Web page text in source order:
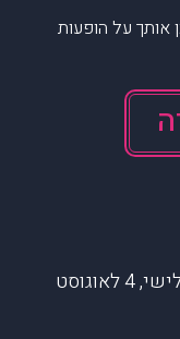
אותך על הופעות
יום שלישי, 4 לאוגוסט